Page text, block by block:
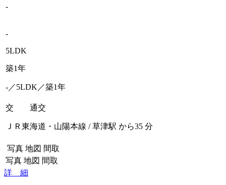
-
-
5LDK
築1年
-／5LDK／築1年
交 通交
ＪＲ東海道・山陽本線 / 草津駅 から35 分
写真 地図 間取
写真 地図 間取
詳 細